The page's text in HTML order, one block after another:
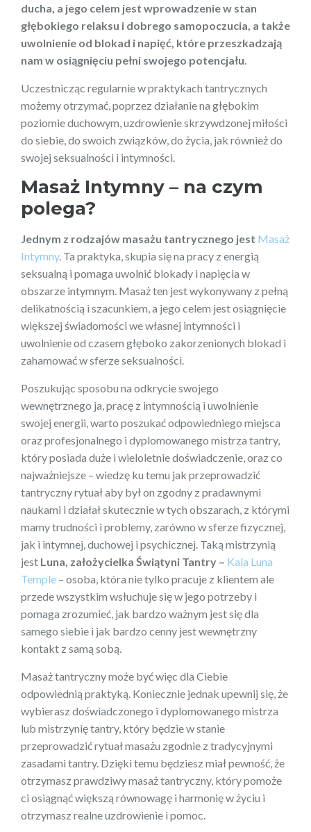
ducha, a jego celem jest wprowadzenie w stan
głębokiego relaksu i dobrego samopoczucia, a także
uwolnienie od blokad i napięć, które przeszkadzają
nam w osiągnięciu pełni swojego potencjału
Uczestnicząc regularnie w praktykach tantrycznych
możemy otrzymać, poprzez działanie na głębokim
poziomie duchowym, uzdrowienie skrzywdzonej miłości
do siebie, do swoich związków, do życia, jak również do
swojej seksualności i intymności.
Masaż Intymny – na czym
polega?
Jednym z rodzajów masażu tantrycznego jest Masaż
Intymny. Ta praktyka, skupia się na pracy z energią
seksualną i pomaga uwolnić blokady i napięcia w
obszarze intymnym. Masaż ten jest wykonywany z pełną
delikatnością i szacunkiem, a jego celem jest osiągnięcie
większej świadomości we własnej intymności i
uwolnienie od czasem głęboko zakorzenionych blokad i
zahamować w sferze seksualności.
Poszukując sposobu na odkrycie swojego
wewnętrznego ja, pracę z intymnością i uwolnienie
swojej energii, warto poszukać odpowiedniego miejsca
oraz profesjonalnego i dyplomowanego mistrza tantry,
który posiada duże i wieloletnie doświadczenie, oraz co
najważniejsze – wiedzę ku temu jak przeprowadzić
tantryczny rytuał aby był on zgodny z pradawnymi
naukami i działał skutecznie w tych obszarach, z którymi
mamy trudności i problemy, zarówno w sferze fizycznej,
jak i intymnej, duchowej i psychicznej. Taką mistrzynią
jest Luna, założycielka Świątyni Tantry – Kala Luna
Temple – osoba, która nie tylko pracuje z klientem ale
przede wszystkim wsłuchuje się w jego potrzeby i
pomaga zrozumieć, jak bardzo ważnym jest się dla
samego siebie i jak bardzo cenny jest wewnętrzny
kontakt z samą sobą.
Masaż tantryczny może być więc dla Ciebie
odpowiednią praktyką. Koniecznie jednak upewnij się, że
wybierasz doświadczonego i dyplomowanego mistrza
lub mistrzynię tantry, który będzie w stanie
przeprowadzić rytuał masażu zgodnie z tradycyjnymi
zasadami tantry. Dzięki temu będziesz miał pewność, że
otrzymasz prawdziwy masaż tantryczny, który pomoże
ci osiągnąć większą równowagę i harmonię w życiu i
otrzymasz realne uzdrowienie i pomoc.